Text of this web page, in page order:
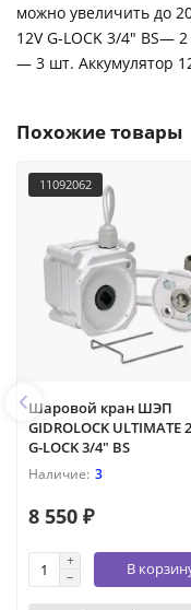
можно увеличить до
12V G-LOCK 3/4" BS—
— 3 шт. Аккумулятор
Похожие товары
11092062
Шаровой кран ШЭП
GIDROLOCK ULTIMATE
G-LOCK 3/4" BS
3
8 550 ₽
В